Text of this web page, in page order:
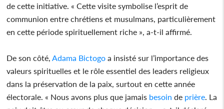
de cette initiative. « Cette visite symbolise l’esprit de
communion entre chrétiens et musulmans, particulièrement
en cette période spirituellement riche », a-t-il affirmé.
De son côté, Adama Bictogo a insisté sur l’importance des
valeurs spirituelles et le rôle essentiel des leaders religieux
dans la préservation de la paix, surtout en cette année
électorale. « Nous avons plus que jamais besoin de prière. La